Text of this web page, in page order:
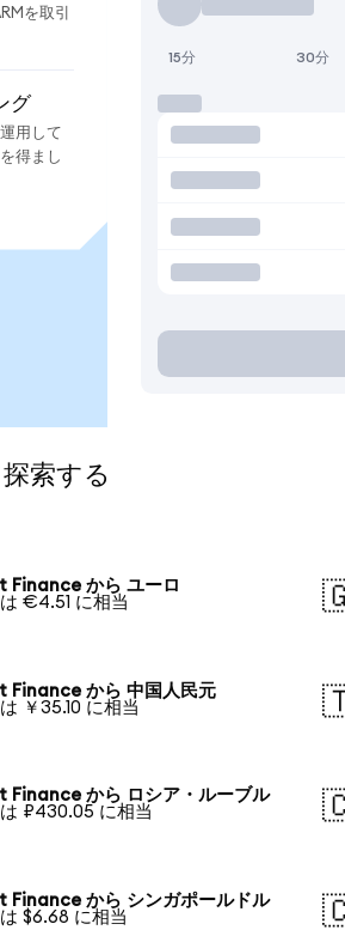
を取引
グ
用して
得まし
15分 30分
索する
Finance から ユーロ
は €4.51 に相当
Finance から 中国人民元
￥35.10 に相当
Finance から ロシア・ルーブル
は ₽430.05 に相当
Finance から シンガポールドル
は $6.68 に相当